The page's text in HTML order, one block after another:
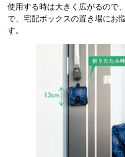
使用する時は大きく広がるので
で、宅配ボックスの置き場にお
す。